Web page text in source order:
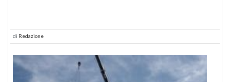
di Redazione